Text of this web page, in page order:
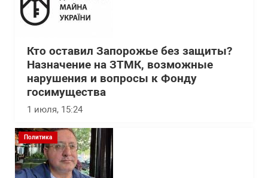
Кто оставил Запорожье без защиты?
Назначение на ЗТМК, возможные
нарушения и вопросы к Фонду
госимущества
1 июля, 15:24
Политика